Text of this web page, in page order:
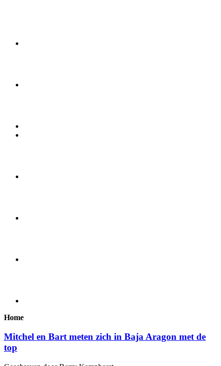
Home
Mitchel en Bart meten zich in Baja Aragon met de
top